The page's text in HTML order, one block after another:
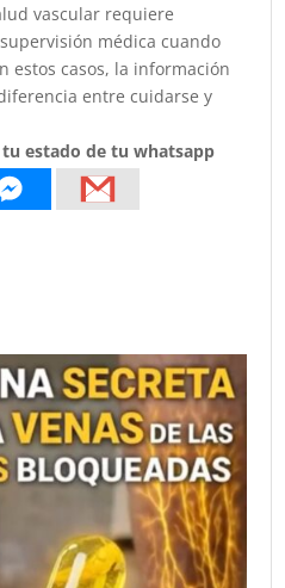
vascular requiere
médica cuando
estos casos, la información
entre cuidarse y
estado de tu whatsapp